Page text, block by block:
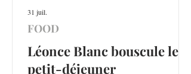
Léonce Blanc bouscule le
petit-déjeuner
FOOD
31 juil.